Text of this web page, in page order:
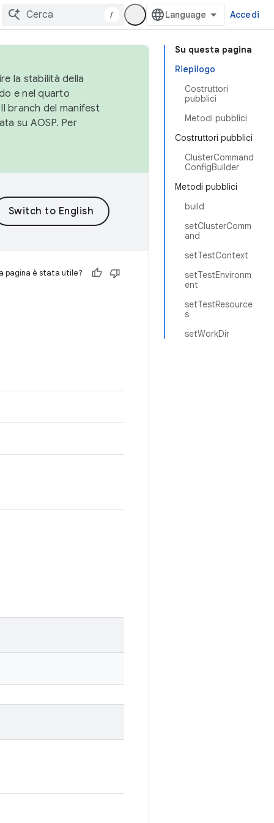
/ Accedi
Su questa pagina
Riepilogo
Costruttori
pubblici
Metodi pubblici
Costruttori pubblici
ClusterCommand
ConfigBuilder
Metodi pubblici
build
setClusterComm
and
setTestContext
setTestEnvironm
ent
setTestResource
s
setWorkDir
la stabilità della
e nel quarto
Il branch del manifest
su AOSP. Per
pagina è stata utile?